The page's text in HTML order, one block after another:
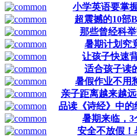
小学英语要掌
超震撼的10部
那些曾经科
暑期计划究
让孩子快速
适合孩子读
暑假作业不用
亲子距离越来越
品读《诗经》中
暑期来临，
安全不放假！